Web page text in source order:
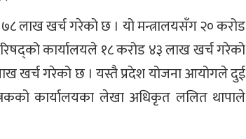
लाख खर्च गरेको छ । यो मन्त्रालयसँग २० करोड
कार्यालयले १८ करोड ४३ लाख खर्च गरेको
खर्च गरेको छ । यस्तै प्रदेश योजना आयोगले दुई
कार्यालयका लेखा अधिकृत ललित थापाले